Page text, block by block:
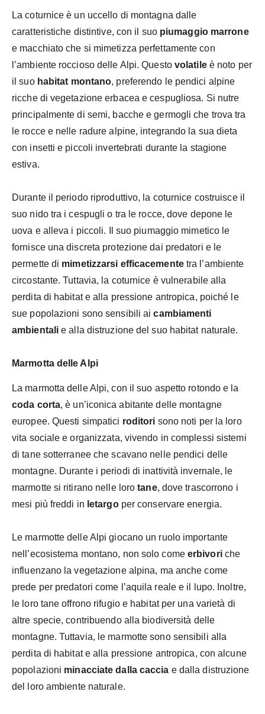
La coturnice è un uccello di montagna dalle
caratteristiche distintive, con il suo piumaggio marrone
e macchiato che si mimetizza perfettamente con
l’ambiente roccioso delle Alpi. Questo volatileè noto per
il suo habitat montano, preferendo le pendici alpine
ricche di vegetazione erbacea e cespugliosa. Si nutre
principalmente di semi, bacche e germogli che trova tra
le rocce e nelle radure alpine, integrando la sua dieta
con insetti e piccoli invertebrati durante la stagione
estiva.
Durante il periodo riproduttivo, la coturnice costruisce il
suo nido tra i cespugli o tra le rocce, dove depone le
uova e alleva i piccoli. Il suo piumaggio mimetico le
fornisce una discreta protezione dai predatori e le
permette di mimetizzarsi efficacementetra l’ambiente
circostante. Tuttavia, la coturnice è vulnerabile alla
perdita di habitat e alla pressione antropica, poiché le
sue popolazioni sono sensibili aicambiamenti
ambientali e alla distruzione del suo habitat naturale.
Marmotta delle Alpi
La marmotta delle Alpi, con il suo aspetto rotondo e la
coda corta, è un’iconica abitante delle montagne
europee. Questi simpatici roditori sono noti per la loro
vita sociale e organizzata, vivendo in complessi sistemi
di tane sotterranee che scavano nelle pendici delle
montagne. Durante i periodi di inattività invernale, le
marmotte si ritirano nelle lorotane, dove trascorrono i
mesi più freddi in letargoper conservare energia.
Le marmotte delle Alpi giocano un ruolo importante
nell’ecosistema montano, non solo come erbivoriche
influenzano la vegetazione alpina, ma anche come
prede per predatori come l’aquila reale e il lupo. Inoltre,
le loro tane offrono rifugio e habitat per una varietà di
altre specie, contribuendo alla biodiversità delle
montagne. Tuttavia, le marmotte sono sensibili alla
perdita di habitat e alla pressione antropica, con alcune
popolazioni minacciate dalla caccia e dalla distruzione
del loro ambiente naturale.